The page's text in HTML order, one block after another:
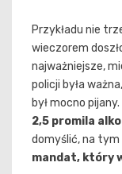
Przykładu nie
wieczorem
najważniejsze,
policji była
był mocno
2,5 promila
domyślić, na tym
mandat, który